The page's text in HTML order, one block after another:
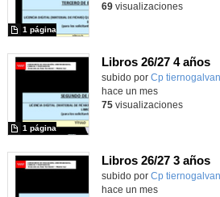
1 página
69visualizaciones
Libros 26/27 4 años
subido por Cp
1 página
hace un mes
75visualizaciones
Libros 26/27 3 años
subido por Cp
hace un mes